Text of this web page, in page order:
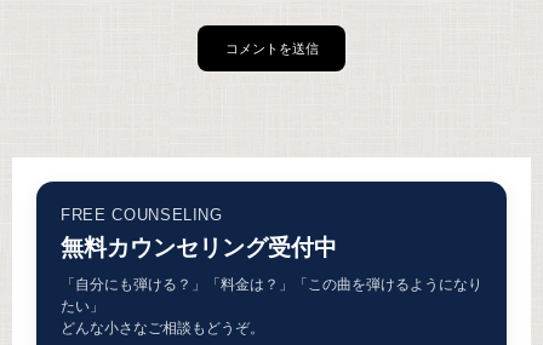
FREE COUNSELING
無料カウンセリング受付中
「自分にも弾ける？」「料金は？」「この曲を弾けるようになり
たい」
どんな小さなご相談もどうぞ。